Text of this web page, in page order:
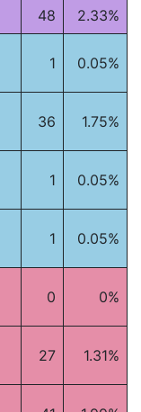
48 2.33%
1 0.05%
36 1.75%
1 0.05%
1 0.05%
0 0%
27 1.31%